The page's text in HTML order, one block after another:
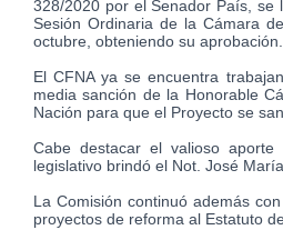
328/2020 por el Senador País, se
Sesión Ordinaria de la Cámara
octubre, obteniendo su aprobación.
El CFNA ya se encuentra
media sanción de la Honorable
Nación para que el Proyecto se
Cabe destacar el valioso
legislativo brindó el Not. José
La Comisión continuó además
proyectos de reforma al Estatuto